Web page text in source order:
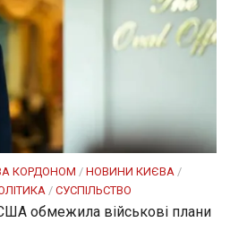
КОРДОНОМ / НОВИНИ КИЄВА /
/ СУСПІЛЬСТВО
обмежила військові плани